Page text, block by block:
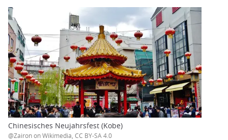
Chinesisches Neujahrsfest (Kobe)
@Zairon on Wikimedia, CC BY-SA 4.0